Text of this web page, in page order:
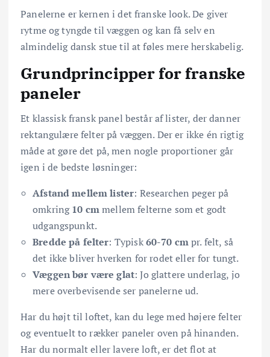
Panelerne er kernen i det franske look. De giver
rytme og tyngde til væggen og kan få selv en
almindelig dansk stue til at føles mere herskabelig.
Grundprincipper for franske
paneler
Et klassisk fransk panel består af lister, der danner
rektangulære felter på væggen. Der er ikke én rigtig
måde at gøre det på, men nogle proportioner går
igen i de bedste løsninger:
Afstand mellem lister: Researchen peger på
omkring10 cmmellem felterne som et godt
udgangspunkt.
Bredde på felter: Typisk60-70 cmpr. felt, så
det ikke bliver hverken for rodet eller for tungt.
Væggen bør være glat: Jo glattere underlag, jo
mere overbevisende ser panelerne ud.
Har du højt til loftet, kan du lege med højere felter
og eventuelt to rækker paneler oven på hinanden.
Har du normalt eller lavere loft, er det flot at